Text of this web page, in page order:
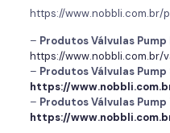
https://www.nobbli.com.br/
– Produtos Válvulas
https://
– Produtos Válvulas Pump
https://
– Produtos Válvulas
https://